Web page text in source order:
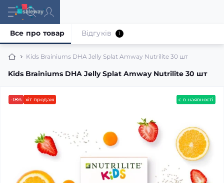
Kids Brainiums DHA Jelly Splat Amway Nutrilite 30 шт
Kids Brainiums DHA Jelly Splat Amway Nutrilite 30 шт
Все про товар Відгуків 1
-18% хіт продаж є в наявності